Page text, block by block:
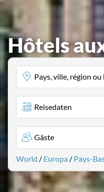
Hôtels
Pays, ville, région ou
Reisedaten
Gäste
World / Europa / Pays-